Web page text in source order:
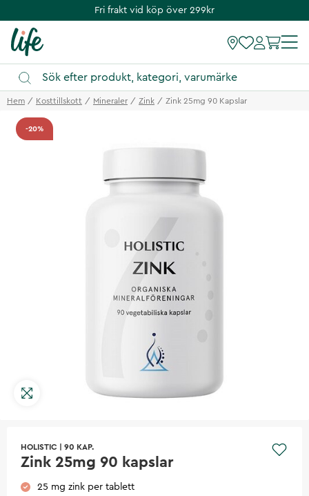
Fri frakt vid köp över 299kr
Hem Kosttillskott Mineraler Zink Zink 25mg 90 Kapslar
-20%
HOLISTIC 90 KAP.
Zink 25mg 90 kapslar
25 mg zink per tablett